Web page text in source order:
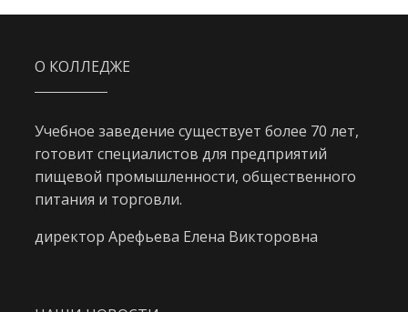
О КОЛЛЕДЖЕ
Учебное заведение существует более 70 лет,
готовит специалистов для предприятий
пищевой промышленности, общественного
питания и торговли.
директор Арефьева Елена Викторовна